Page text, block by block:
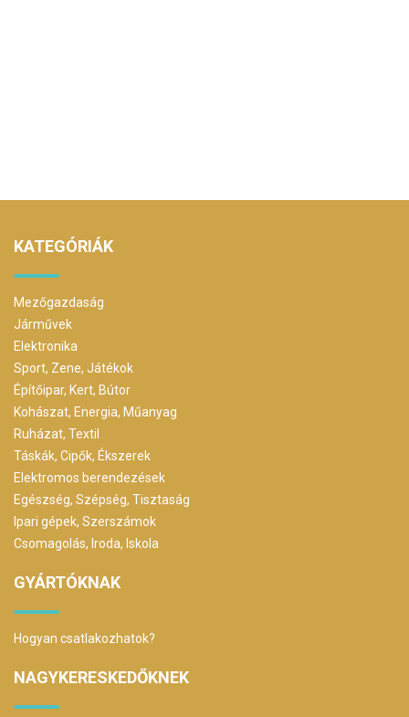
KATEGÓRIÁK
Mezőgazdaság
Járművek
Elektronika
Sport, Zene, Játékok
Építőipar, Kert, Bútor
Kohászat, Energia, Műanyag
Ruházat, Textil
Táskák, Cipők, Ékszerek
Elektromos berendezések
Egészség, Szépség, Tisztaság
Ipari gépek, Szerszámok
Csomagolás, Iroda, Iskola
GYÁRTÓKNAK
Hogyan csatlakozhatok?
NAGYKERESKEDŐKNEK